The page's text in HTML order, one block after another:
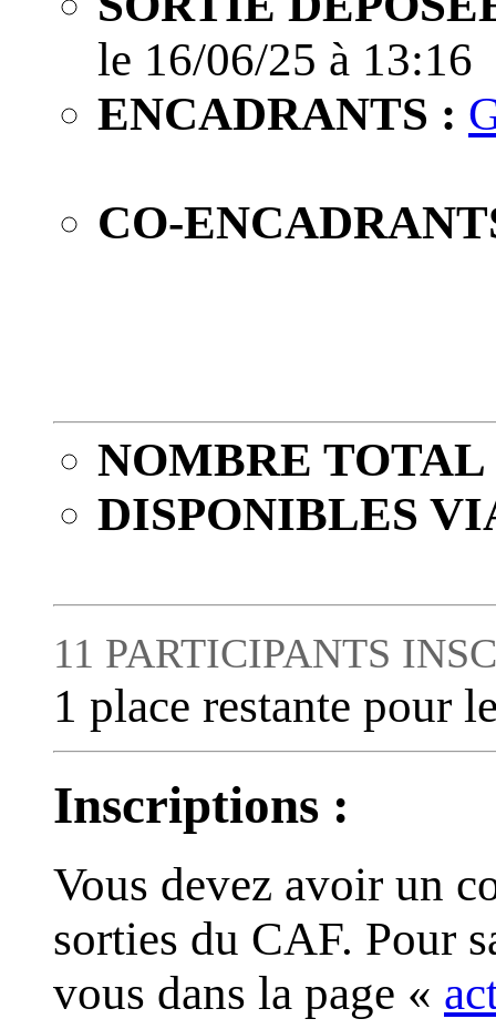
le 16/06/25 à 13:16
ENCADRANTS :
CO-
NOMBRE TOTAL
DISPONIBLES
11 PARTICIPANTS
1 place restante pour
Inscriptions :
Vous devez avoir un
sorties du CAF. Pour
vous dans la page «